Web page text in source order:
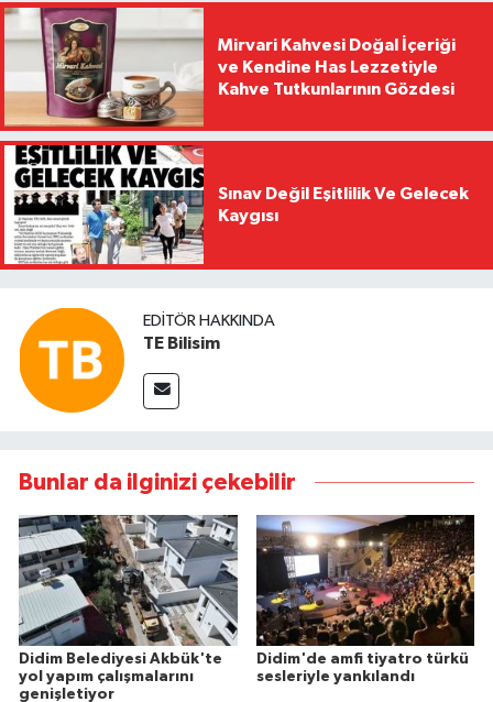
Mirvari Kahvesi Doğal İçeriği
ve Kendine Has Lezzetiyle
Kahve Tutkunlarının Gözdesi
Sınav Değil Eşitlilik Ve Gelecek
Kaygısı
EDITÖR HAKKINDA
TE Bilisim
Bunlar da ilginizi çekebilir
Didim Belediyesi Akbük'te
yol yapım çalışmalarını
genişletiyor
Didim'de amfi tiyatro türkü
sesleriyle yankılandı